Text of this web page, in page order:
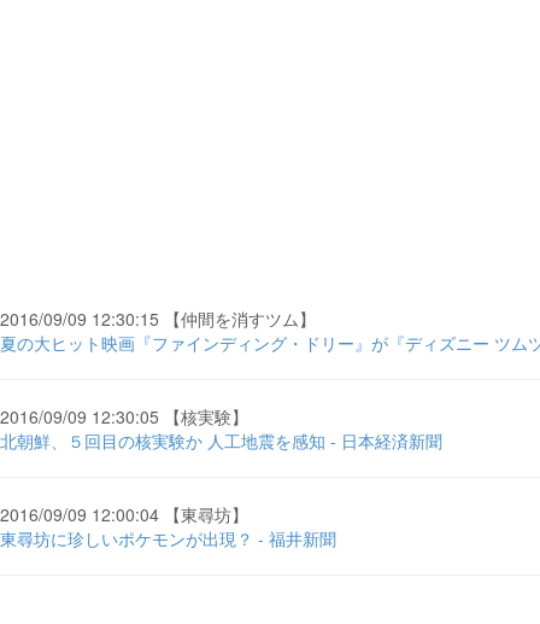
2016/09/09 12:30:15 【仲間を消すツム】
夏の大ヒット映画『ファインディング・ドリー』が『ディズニー ツ
2016/09/09 12:30:05 【核実験】
北朝鮮、５回目の核実験か 人工地震を感知 - 日本経済新聞
2016/09/09 12:00:04 【東尋坊】
東尋坊に珍しいポケモンが出現？ - 福井新聞